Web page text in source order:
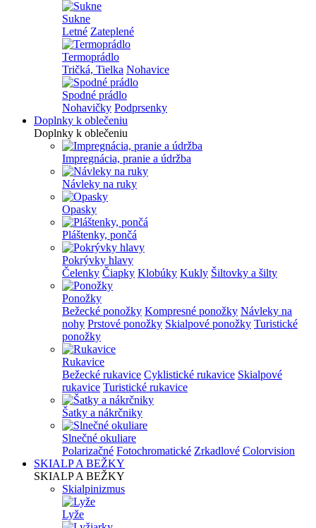
Sukne
Letné Zateplené
Termoprádlo
Tričká, Tielka Nohavice
Spodné prádlo
Nohavičky Podprsenky
Doplnky k oblečeniu
Doplnky k oblečeniu
Impregnácia, pranie a údržba
Návleky na ruky
Opasky
Pláštenky, pončá
Pokrývky hlavy
Čelenky Čiapky Klobúky Kukly Šiltovky a šilty
Ponožky
Bežecké ponožky Kompresné ponožky Návleky na
nohy Prstové ponožky Skialpové ponožky Turistické
ponožky
Rukavice
Bežecké rukavice Cyklistické rukavice Skialpové
rukavice Turistické rukavice
Šatky a nákrčniky
Slnečné okuliare
Polarizačné Fotochromatické Zrkadlové Colorvision
SKIALP A BEŽKY
SKIALP A BEŽKY
Skialpinizmus
Lyže